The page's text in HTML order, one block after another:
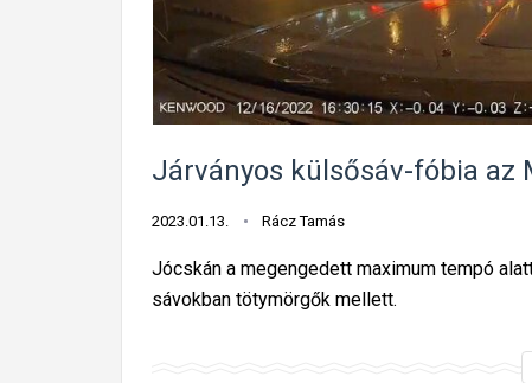
Járványos külsősáv-fóbia az
2023.01.13. Rácz Tamás
Jócskán a megengedett maximum tempó
sávokban tötymörgők mellett.